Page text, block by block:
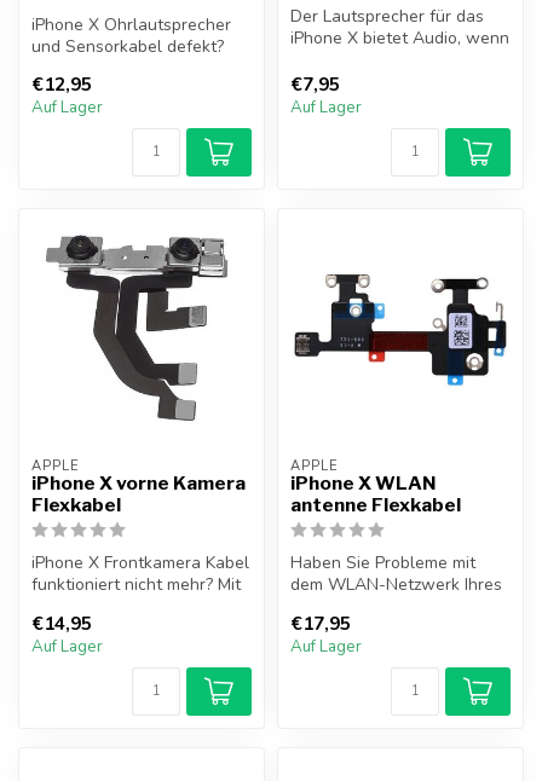
iPhone X Ohrlautsprecher
und Sensorkabel defekt?
Ohrlautsprecher...
€12,95
Auf Lager
Der Lautsprecher für das
iPhone X bietet Audio, wenn
hö...
€7,95
Auf Lager
APPLE
iPhone X vorne Kamera
Flexkabel
iPhone X Frontkamera Kabel
funktioniert nicht mehr? Mit
€14,95
Auf Lager
APPLE
iPhone X WLAN
antenne Flexkabel
Haben Sie Probleme mit
dem WLAN-Netzwerk Ihres
könne...
€17,95
Auf Lager